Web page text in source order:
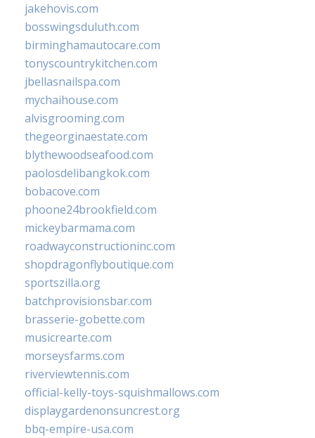
jakehovis.com
bosswingsduluth.com
birminghamautocare.com
tonyscountrykitchen.com
jbellasnailspa.com
mychaihouse.com
alvisgrooming.com
thegeorginaestate.com
blythewoodseafood.com
paolosdelibangkok.com
bobacove.com
phoone24brookfield.com
mickeybarmama.com
roadwayconstructioninc.com
shopdragonflyboutique.com
sportszilla.org
batchprovisionsbar.com
brasserie-gobette.com
musicrearte.com
morseysfarms.com
riverviewtennis.com
official-kelly-toys-squishmallows.com
displaygardenonsuncrest.org
bbq-empire-usa.com